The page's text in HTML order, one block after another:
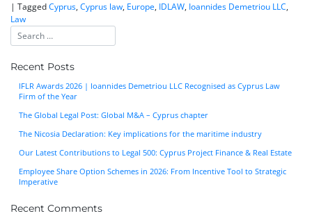
| TaggedCyprus, Cyprus law, Europe, IDLAW, Ioannides Demetriou LLC,
Law
Recent Posts
IFLR Awards 2026 | Ioannides Demetriou LLC Recognised as Cyprus Law
Firm of the Year
The Global Legal Post: Global M&A – Cyprus chapter
The Nicosia Declaration: Key implications for the maritime industry
Our Latest Contributions to Legal 500: Cyprus Project Finance & Real Estate
Employee Share Option Schemes in 2026: From Incentive Tool to Strategic
Imperative
Recent Comments